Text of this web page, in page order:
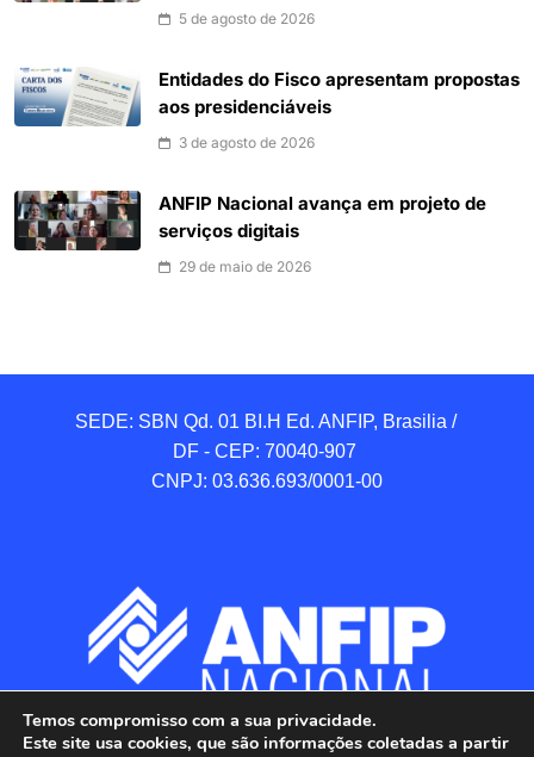
5 de agosto de 2026
Entidades do Fisco apresentam propostas
aos presidenciáveis
3 de agosto de 2026
ANFIP Nacional avança em projeto de
serviços digitais
29 de maio de 2026
SEDE: SBN Qd. 01 BI.H Ed. ANFIP, Brasilia /
DF - CEP: 70040-907
CNPJ: 03.636.693/0001-00
Temos compromisso com a sua privacidade.
Este site usa cookies, que são informações coletadas a partir